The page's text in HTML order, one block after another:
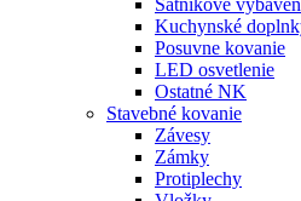
Šatníkové
Kuchynské
Posuvne kovanie
LED osvetlenie
Ostatné NK
Stavebné kovanie
Závesy
Zámky
Protiplechy